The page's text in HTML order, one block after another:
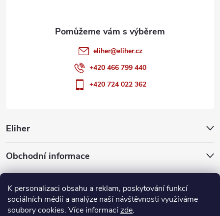
K personalizaci obsahu a reklam, poskytování funkcí
sociálních médií a analýze naší návštěvnosti využíváme
soubory cookies. Více informacízde.
Eliher
Obchodní informace
Partnerské weby
eliher@eliher.cz
+420 466 799 440
+420 724 022 362